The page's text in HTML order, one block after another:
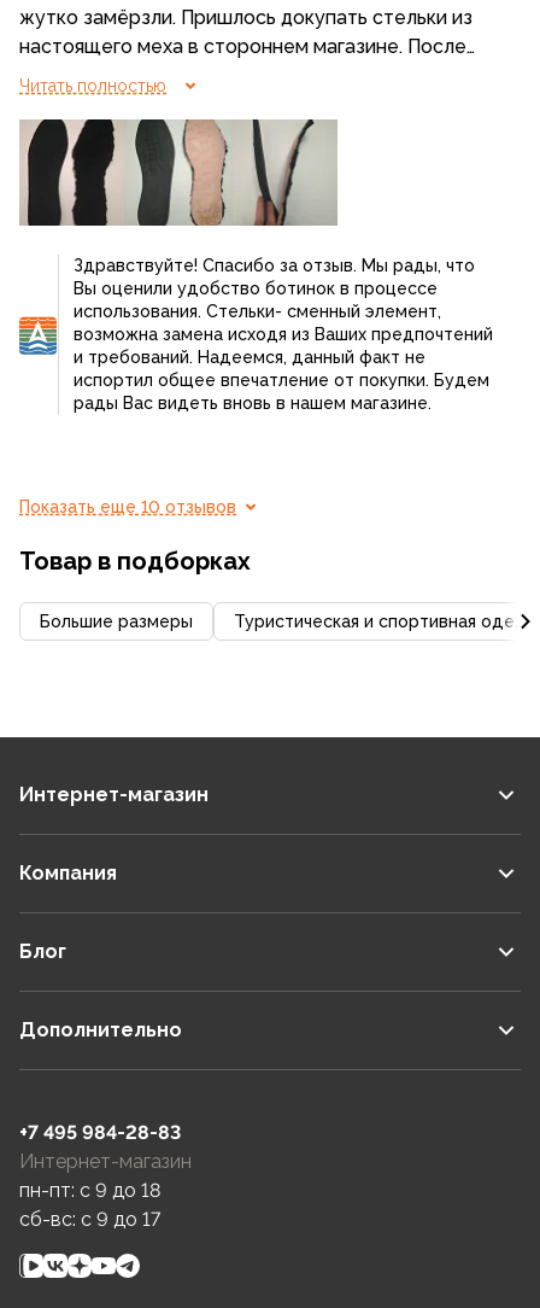
жутко замёрзли. Пришлось докупать стельки из
настоящего меха в стороннем магазине. После
этого ботинки стали идеальными - даже в -26
никакого намёка на холод. На фото слева родная
стелька, а справа, с которой хорошо.
Читать полностью
Здравствуйте! Спасибо за отзыв. Мы рады, что
Вы оценили удобство ботинок в процессе
использования. Стельки- сменный элемент,
возможна замена исходя из Ваших предпочтений
и требований. Надеемся, данный факт не
испортил общее впечатление от покупки. Будем
рады Вас видеть вновь в нашем магазине.
Показать еще 10 отзывов
Товар в подборках
Большие размеры Туристическая и спортивная
Интернет-магазин
Компания
Блог
Дополнительно
+7 495 984-28-83
Интернет-магазин
пн-пт: c 9 до 18
сб-вс: c 9 до 17